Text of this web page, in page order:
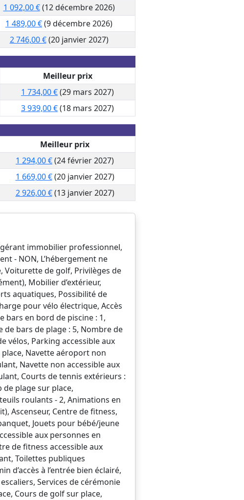
1 092,00 €(12 décembre 2026)
1 489,00 €(9 décembre 2026)
2 746,00 €(20 janvier 2027)
Meilleur prix
1 734,00 €(29 mars 2027)
3 939,00 €(18 mars 2027)
Meilleur prix
1 294,00 €(24 février 2027)
1 669,00 €(20 janvier 2027)
2 926,00 €(13 janvier 2027)
gérant immobilier professionnel,
- NON, L’hébergement ne
Voiturette de golf, Privilèges de
Mobilier d’extérieur,
aquatiques, Possibilité de
pour vélo électrique, Accès
bars en bord de piscine : 1,
bars de plage : 5, Nombre de
vélos, Parking accessible aux
Navette aéroport non
Navette non accessible aux
Courts de tennis extérieurs :
plage sur place,
roulants - 2, Animations en
Ascenseur, Centre de fitness,
Jouets pour bébé/jeune
aux personnes en
de fitness accessible aux
Toilettes publiques
d’accès à l’entrée bien éclairé,
Services de cérémonie
Cours de golf sur place,